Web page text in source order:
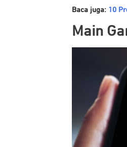
Baca juga: 10
Main